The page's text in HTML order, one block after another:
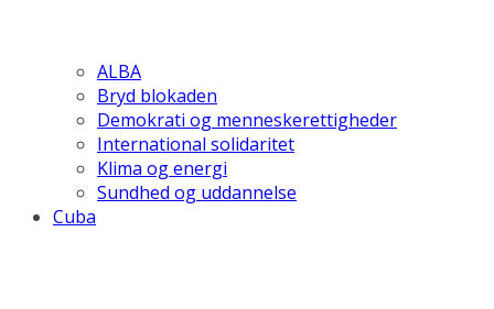
ALBA
Bryd blokaden
Demokrati og menneskerettigheder
International solidaritet
Klima og energi
Sundhed og uddannelse
Cuba